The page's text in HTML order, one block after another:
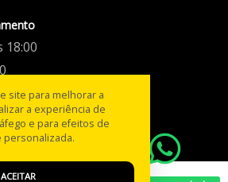
18:00
/ CNPJ: 04.968.915/0001-46
reservados!
site para melhorar a
a experiência de
e para efeitos de
personalizada.
ACEITAR